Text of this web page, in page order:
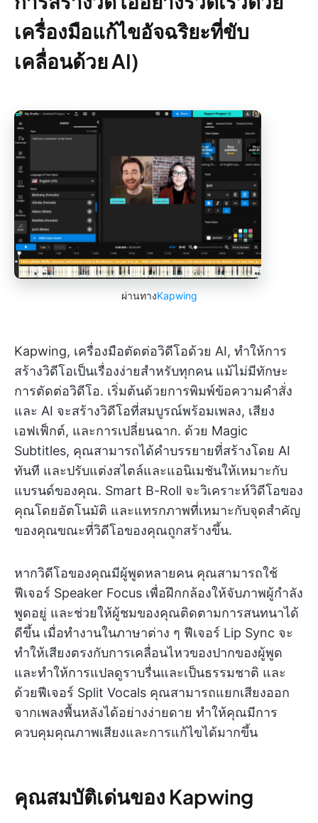
เครื่องมือแก้ไขอัจฉริยะที่ขับ
เคลื่อนด้วย AI)
ผ่านทางKapwing
Kapwing, เครื่องมือตัดต่อวิดีโอด้วย AI, ทำให้การ
สร้างวิดีโอเป็นเรื่องง่ายสำหรับทุกคน แม้ไม่มีทักษะ
การตัดต่อวิดีโอ. เริ่มต้นด้วยการพิมพ์ข้อความคำสั่ง
และ AI จะสร้างวิดีโอที่สมบูรณ์พร้อมเพลง, เสียง
เอฟเฟ็กต์, และการเปลี่ยนฉาก. ด้วย Magic
Subtitles, คุณสามารถได้คำบรรยายที่สร้างโดย AI
ทันที และปรับแต่งสไตล์และแอนิเมชันให้เหมาะกับ
แบรนด์ของคุณ. Smart B-Roll จะวิเคราะห์วิดีโอของ
คุณโดยอัตโนมัติ และแทรกภาพที่เหมาะกับจุดสำคัญ
ของคุณขณะที่วิดีโอของคุณถูกสร้างขึ้น.
หากวิดีโอของคุณมีผู้พูดหลายคน คุณสามารถใช้
ฟีเจอร์ Speaker Focus เพื่อฝึกกล้องให้จับภาพผู้กำลัง
พูดอยู่ และช่วยให้ผู้ชมของคุณติดตามการสนทนาได้
ดีขึ้น เมื่อทำงานในภาษาต่าง ๆ ฟีเจอร์ Lip Sync จะ
ทำให้เสียงตรงกับการเคลื่อนไหวของปากของผู้พูด
และทำให้การแปลดูราบรื่นและเป็นธรรมชาติ และ
ด้วยฟีเจอร์ Split Vocals คุณสามารถแยกเสียงออก
จากเพลงพื้นหลังได้อย่างง่ายดาย ทำให้คุณมีการ
ควบคุมคุณภาพเสียงและการแก้ไขได้มากขึ้น
คุณสมบัติเด่นของ Kapwing